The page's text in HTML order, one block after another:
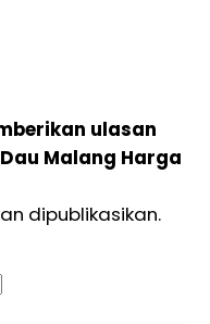
ulasan
Malang Harga
dipublikasikan.